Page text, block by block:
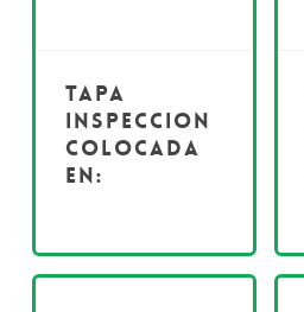
Tapa
inspeccion
colocada
en: